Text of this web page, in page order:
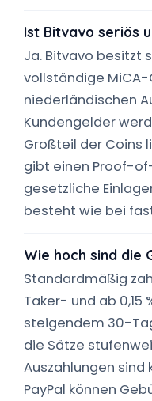
Ist Bitvavo seriös
Ja. Bitvavo besitzt
vollständige MiCA-
niederländischen
Kundengelder
Großteil der Coins
gibt einen Proof-
gesetzliche
besteht wie bei
Wie hoch sind die
Standardmäßig
Taker- und ab 0,15
steigendem 30-
die Sätze
Auszahlungen sind
PayPal können